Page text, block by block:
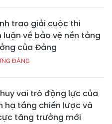
trao giải cuộc thi
luận về bảo vệ nền tảng
của Đảng
ĐẢNG
vai trò động lực của
hạ tầng chiến lược và
tăng trưởng mới